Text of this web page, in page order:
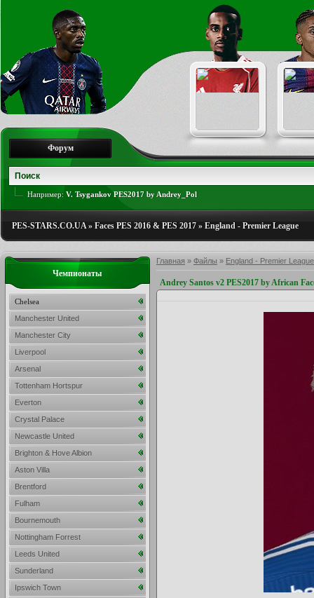
Форум
Например: V. Tsygankov PES2017 by Andrey_Pol
PES-STARS.CO.UA» Faces PES 2016 & PES 2017 » England - Premier League
Главная » Файлы » England - Premier League
Andrey Santos v2 PES2017 by African
Чемпионаты
Chelsea
Manchester United
Manchester City
Liverpool
Arsenal
Tottenham Hortspur
Everton
Crystal Palace
Newcastle United
Brighton & Hove Albion
Aston Villa
Brentford
Fulham
Bournemouth
Nottingham Forrest
Leeds United
Sunderland
Ipswich Town